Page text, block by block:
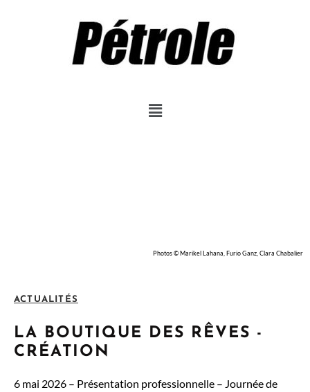
Photos © Marikel Lahana, Furio Ganz, Clara Chabalier
ACTUALITÉS
LA BOUTIQUE DES RÊVES -
CRÉATION
6 mai 2026 – Présentation professionnelle – Journée de